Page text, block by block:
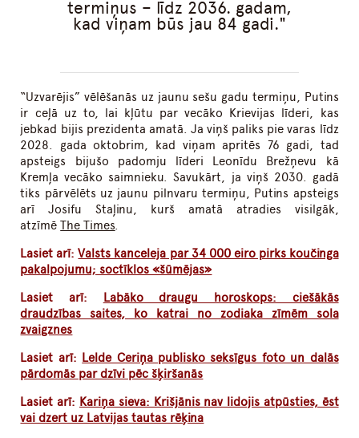
termiņus – līdz 2036. gadam,
kad viņam būs jau 84 gadi.
“Uzvarējis” vēlēšanās uz jaunu sešu gadu termiņu, Putins
ir ceļā uz to, lai kļūtu par vecāko Krievijas līderi, kas
jebkad bijis prezidenta amatā. Ja viņš paliks pie varas līdz
2028. gada oktobrim, kad viņam apritēs 76 gadi, tad
apsteigs bijušo padomju līderi Leonīdu Brežņevu kā
Kremļa vecāko saimnieku. Savukārt, ja viņš 2030. gadā
tiks pārvēlēts uz jaunu pilnvaru termiņu, Putins apsteigs
arī Josifu Staļinu, kurš amatā atradies visilgāk,
atzīmēThe Times.
Lasiet arī:Valsts kanceleja par 34 000 eiro pirks koučinga
pakalpojumu; soctīklos «šūmējas»
Lasiet arī:
Labāko draugu horoskops: ciešākās
draudzības saites, ko katrai no zodiaka zīmēm sola
zvaigznes
Lasiet arī: Lelde Ceriņa publisko seksīgus foto un dalās
pārdomās par dzīvi pēc šķiršanās
Lasiet arī: Kariņa sieva: Krišjānis nav lidojis atpūsties, ēst
vai dzert uz Latvijas tautas rēķina